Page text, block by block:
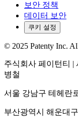
보안 정책
데이터 보안
쿠키 설정
© 2025 Patenty Inc.
주식회사 페이턴티 |
병철
서울 강남구 테헤란
부산광역시 해운대